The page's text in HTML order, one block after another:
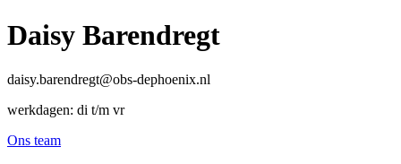
Daisy Barendregt
daisy.barendregt@obs-dephoenix.nl
werkdagen: di t/m vr
Ons team